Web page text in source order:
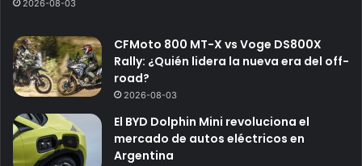
2026-08-03
CFMoto 800 MT-X vs Voge DS800X
Rally: ¿Quién lidera la nueva era del off-
road?
2026-08-03
El BYD Dolphin Mini revoluciona el
mercado de autos eléctricos en
Argentina